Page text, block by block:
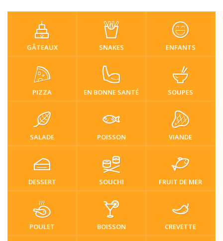
GÂTEAUX SNAKES ENFANTS
PIZZA EN BONNE SANTÉ SOUPES
SALADE POISSON VIANDE
DESSERT SOUCHI FRUIT DE MER
POULET BOISSON CREVETTE